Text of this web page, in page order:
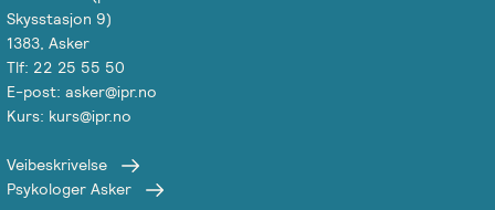
Skysstasjon 9)
1383, Asker
Tlf: 22 25 55 50
E-post: asker@ipr.no
Kurs: kurs@ipr.no
Veibeskrivelse
Psykologer Asker